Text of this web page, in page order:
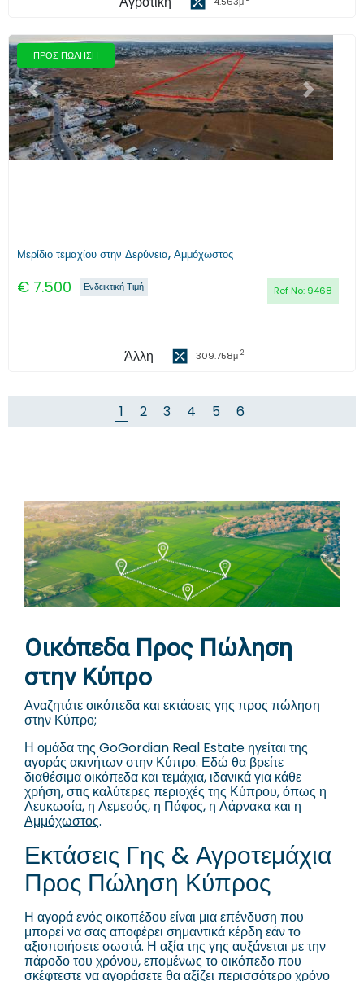
ΠΡΟΣ ΠΩΛΗΣΗ
Προηγούμενο Επόμενο
Μερίδιο τεμαχίου στην Δερύνεια, Αμμόχωστος
€ 7.500 Ref No: 9468
Ενδεικτική Τιμή
Άλλη 309.758μ 2
1 2 3 4 5 6
Οικόπεδα Προς Πώληση
στην Κύπρο
Αναζητάτε οικόπεδα και εκτάσεις γης προς πώληση
στην Κύπρο;
Η ομάδα της GoGordian Real Estate ηγείται της
αγοράς ακινήτων στην Κύπρο. Εδώ θα βρείτε
διαθέσιμα οικόπεδα και τεμάχια, ιδανικά για κάθε
χρήση, στις καλύτερες περιοχές της Κύπρου, όπως η
Λευκωσία, η Λεμεσός, η Πάφος, η Λάρνακα και η
Αμμόχωστος.
Εκτάσεις Γης & Αγροτεμάχια
Προς Πώληση Κύπρος
Η αγορά ενός οικοπέδου είναι μια επένδυση που
μπορεί να σας αποφέρει σημαντικά κέρδη εάν το
αξιοποιήσετε σωστά. Η αξία της γης αυξάνεται με την
πάροδο του χρόνου, επομένως το οικόπεδο που
σκέφτεστε να αγοράσετε θα αξίζει περισσότερο χρόνο